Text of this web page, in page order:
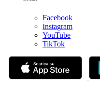
Facebook
Instagram
YouTube
TikTok